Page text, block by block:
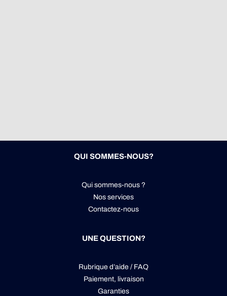
QUI SOMMES-NOUS?
Qui sommes-nous ?
Nos services
Contactez-nous
UNE QUESTION?
Rubrique d’aide / FAQ
Paiement, livraison
Garanties